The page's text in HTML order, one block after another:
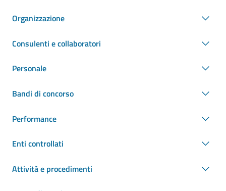
Organizzazione
Consulenti e collaboratori
Personale
Bandi di concorso
Performance
Enti controllati
Attività e procedimenti